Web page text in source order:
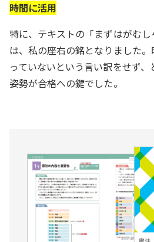
時間に活用
特に、テキストの「まずはがむ
は、私の座右の銘となりました
っていないという言い訳をせず
姿勢が合格への鍵でした。